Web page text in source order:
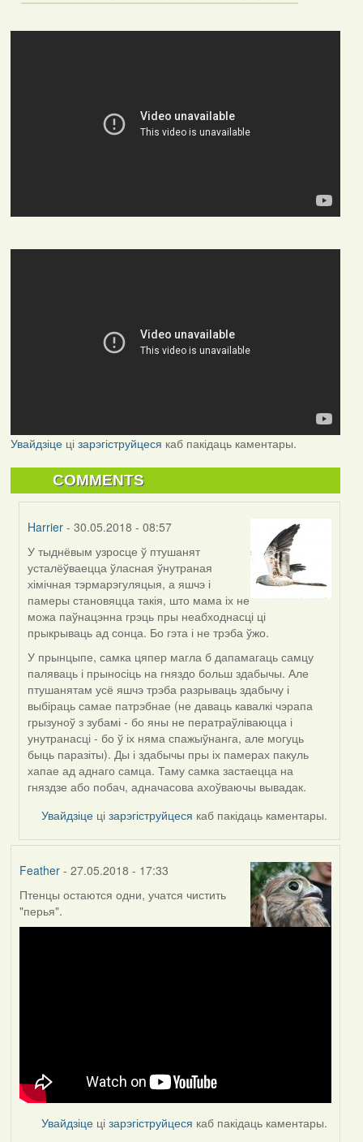
Увайдзіцеці зарэгіструйцеся каб пакідаць каментары.
COMMENTS
Harrier - 30.05.2018 - 08:57
In
reply
to
by
Могилев
(госць)
У тыднёвым узросце ў птушанят
усталёўваецца ўласная ўнутраная
хімічная тэрмарэгуляцыя, а яшчэ і
памеры становяцца такія, што мама іх не
можа паўнацэнна грэць пры неабходнасці ці
прыкрываць ад сонца. Бо гэта і не трэба ўжо.
У прынцыпе, самка цяпер магла б дапамагаць самцу
паляваць і прыносіць на гняздо больш здабычы. Але
птушанятам усё яшчэ трэба разрываць здабычу і
выбіраць самае патрэбнае (не даваць кавалкі чэрапа
грызуноў з зубамі - бо яны не ператраўліваюцца і
унутранасці - бо ў іх няма спажыўнанга, але могуць
быць паразіты). Ды і здабычы пры іх памерах пакуль
хапае ад аднаго самца. Таму самка застаецца на
гняздзе або побач, адначасова ахоўваючы вывадак.
Увайдзіце цізарэгіструйцеся каб пакідаць каментары.
Feather- 27.05.2018 - 17:33
Птенцы остаются одни, учатся чистить
"перья".
Увайдзіце цізарэгіструйцеся каб пакідаць каментары.